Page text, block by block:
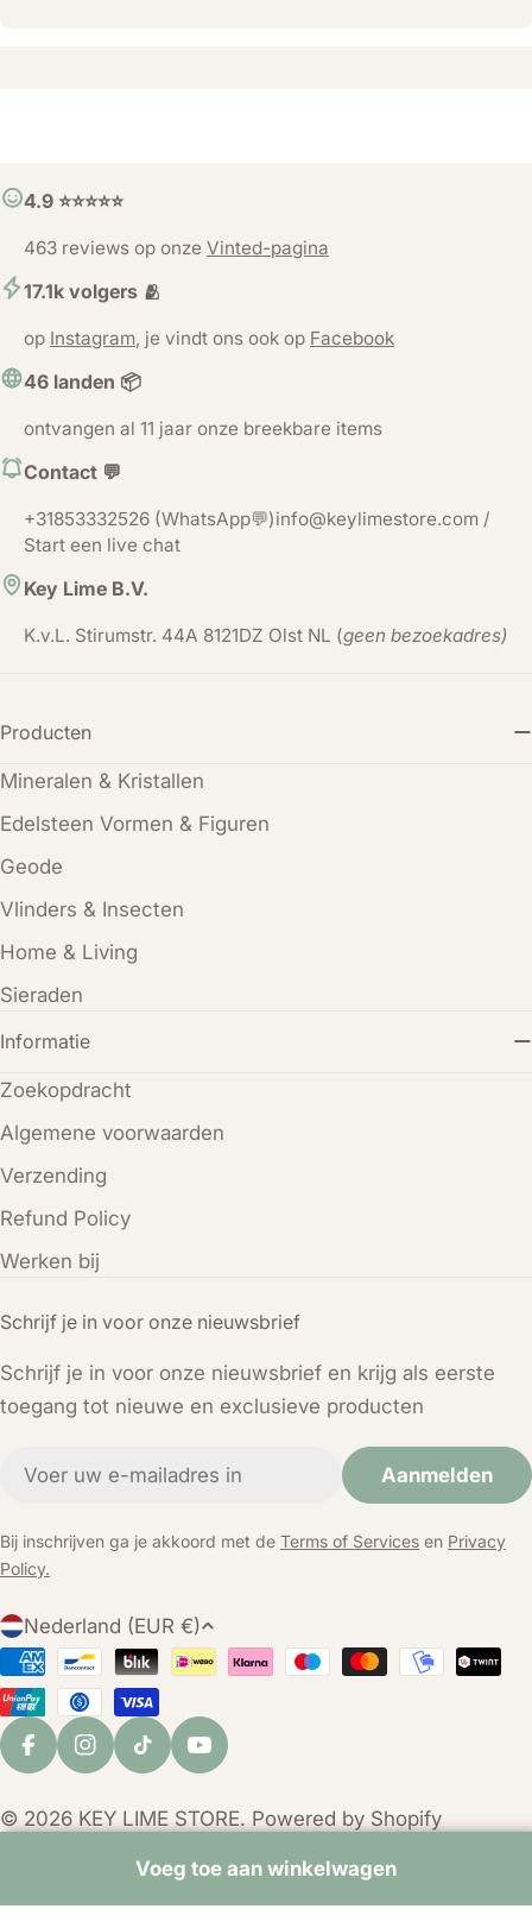
4.9 ⭐️⭐️⭐️⭐️⭐️
463 reviews op onze Vinted-pagina
17.1k volgers 🫂
op Instagram, je vindt ons ook op Facebook
46 landen 📦
ontvangen al 11 jaar onze breekbare items
Contact 💬
+31853332526 (WhatsApp💬)info@keylimestore.com /
Start een live chat
Key Lime B.V.
K.v.L. Stirumstr. 44A 8121DZ Olst NL (geen bezoekadres)
Schrijf je in voor onze nieuwsbrief
Schrijf je in voor onze nieuwsbrief en krijg als eerste
toegang tot nieuwe en exclusieve producten
Aanmelden
Bij inschrijven ga je akkoord met de Terms of Services en Privacy
Policy.
Producten
Mineralen & Kristallen
Edelsteen Vormen & Figuren
Geode
Vlinders & Insecten
Home & Living
Sieraden
Informatie
Zoekopdracht
Algemene voorwaarden
Verzending
Refund Policy
Werken bij
L
a
n
d
/
e
g
o
Nederland (EUR €)
Betaalmethoden
FacebookInstagram
TikTokYouTube
© 2026 KEY LIME STORE. Powered by Shopify
Voeg toe aan winkelwagen